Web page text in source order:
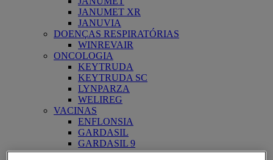
JANUMET XR
JANUVIA
DOENÇAS RESPIRATÓRIAS
WINREVAIR
ONCOLOGIA
KEYTRUDA
KEYTRUDA SC
LYNPARZA
WELIREG
VACINAS
ENFLONSIA
GARDASIL
GARDASIL 9
PNEUMOVAX